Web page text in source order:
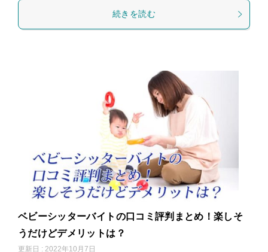
続きを読む
ベビーシッターバイトの口コミ評判まとめ！楽しそ
うだけどデメリットは？
更新日 : 2022年10月7日